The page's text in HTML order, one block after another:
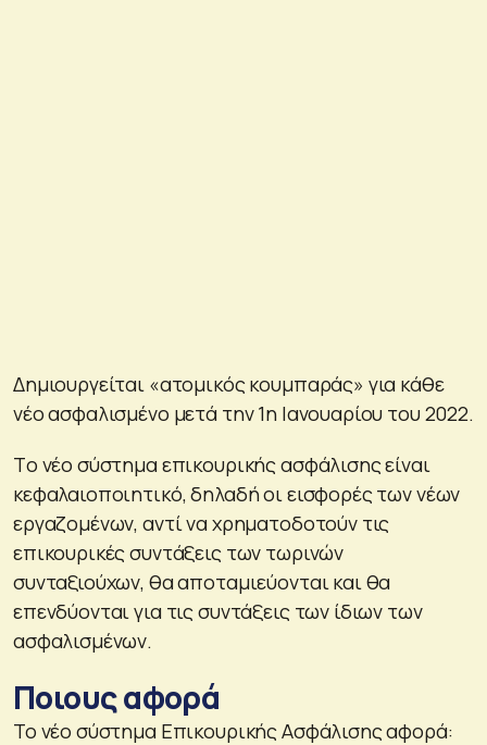
Δημιουργείται «ατομικός κουμπαράς» για κάθε
νέο ασφαλισμένο μετά την 1η Ιανουαρίου του 2022.
Tο νέο σύστημα επικουρικής ασφάλισης είναι
κεφαλαιοποιητικό, δηλαδή οι εισφορές των νέων
εργαζομένων, αντί να χρηματοδοτούν τις
επικουρικές συντάξεις των τωρινών
συνταξιούχων, θα αποταμιεύονται και θα
επενδύονται για τις συντάξεις των ίδιων των
ασφαλισμένων.
Ποιους αφορά
Το νέο σύστημα Επικουρικής Ασφάλισης αφορά: